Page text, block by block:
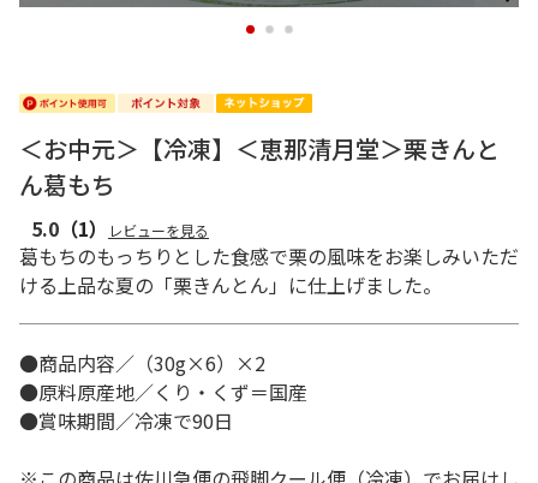
1 2 3
＜お中元＞【冷凍】＜恵那清月堂＞栗きんと
ん葛もち
5.0 （1） レビューを見る
葛もちのもっちりとした食感で栗の風味をお楽しみいただ
ける上品な夏の「栗きんとん」に仕上げました。
●商品内容／（30g×6）×2
●原料原産地／くり・くず＝国産
●賞味期間／冷凍で90日